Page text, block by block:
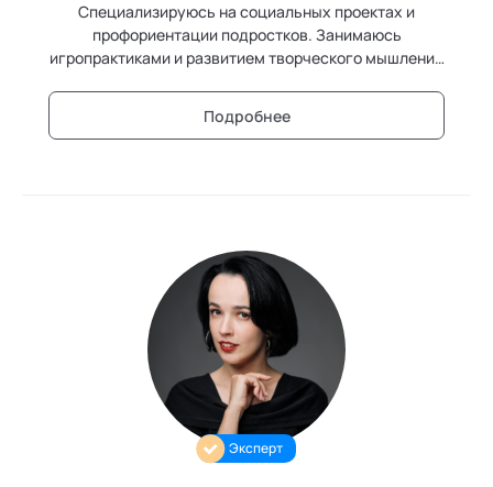
Специализируюсь на социальных проектах и
профориентации подростков. Занимаюсь
игропрактиками и развитием творческого мышления
Подробнее
Эксперт